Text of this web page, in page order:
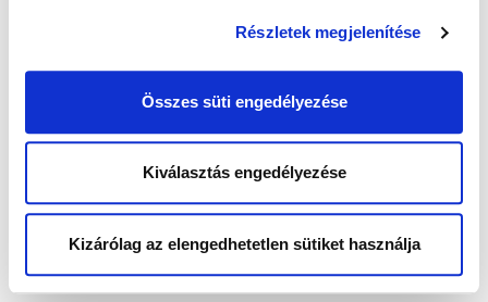
Részletek megjelenítése
Összes süti engedélyezése
Kiválasztás engedélyezése
Kizárólag az elengedhetetlen sütiket használja